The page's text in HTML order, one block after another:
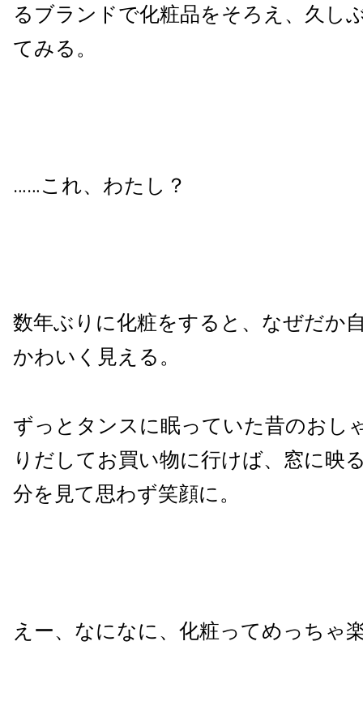
るブランドで化粧品をそろえ、久し
てみる。
……これ、わたし？
数年ぶりに化粧をすると、なぜだか
かわいく見える。
ずっとタンスに眠っていた昔のおし
りだしてお買い物に行けば、窓に映
分を見て思わず笑顔に。
えー、なになに、化粧ってめっちゃ